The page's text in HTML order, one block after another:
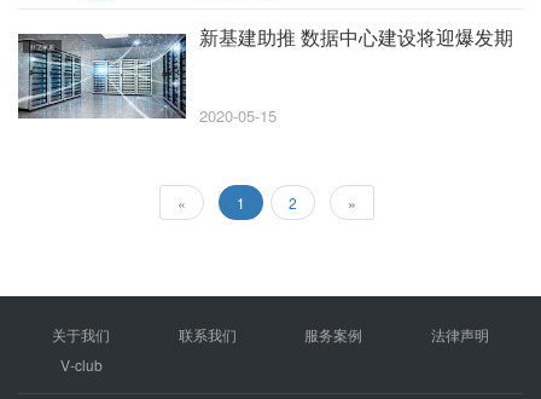
舒适家居 新基建助推 数据中心建设将迎爆发期
2020-05-15
« 1 2 »
关于我们 联系我们 服务案例
法律声明
V-club